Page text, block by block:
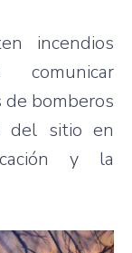
incendios
bomberos
del sitio en
y la